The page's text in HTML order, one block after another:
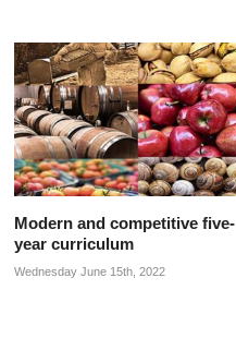
Modern and competitive five-
year curriculum
Wednesday June 15th, 2022